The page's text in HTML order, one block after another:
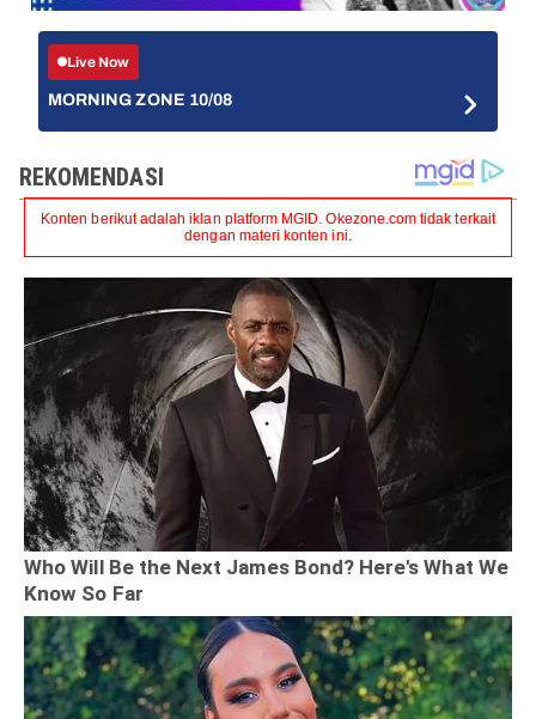
Live Now
MORNING ZONE 10/08